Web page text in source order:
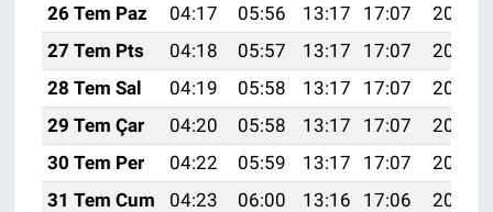
26 Tem Paz
04:17 05:56 13:17 17:07
20:27
27 Tem Pts
04:18 05:57 13:17 17:07
20:27
28 Tem Sal
04:19 05:58 13:17 17:07
20:26
29 Tem Çar
04:20 05:58 13:17 17:07
20:25
30 Tem Per
04:22 05:59 13:17 17:07
20:24
31 Tem Cum
04:23 06:00 13:16 17:06
20:23